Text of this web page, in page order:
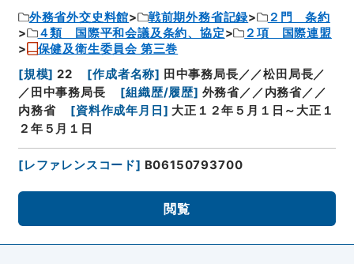
外務省外交史料館 戦前期外務省記録
２門 条約
４類 国際平和会議及条約、協定
２項 国際連盟
保健及衛生委員会 第三巻
[規模] 22 [作成者名称] 田中事務局長／／松田局長／
／田中事務局長
[組織歴/履歴] 外務省／／内務省／／
内務省
[資料作成年月日 ] 大正１２年５月１日～大正１
２年５月１日
[レファレンスコード] B06150793700
閲覧